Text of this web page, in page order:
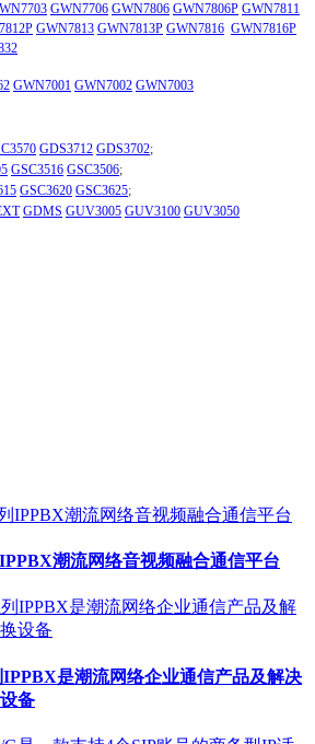
GWN7706 GWN7806 GWN7806P GWN7811
GWN7813 GWN7813P GWN7816 GWN7816P
GWN7001 GWN7002 GWN7003
GDS3712 GDS3702;
GSC3516 GSC3506;
GSC3620 GSC3625;
GDMS GUV3005 GUV3100 GUV3050
潮流网络音视频融合通信平台
是潮流网络企业通信产品及解决
备